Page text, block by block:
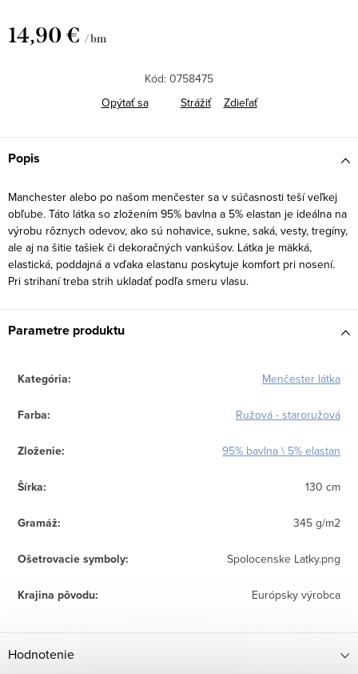
14,90 € / bm
Kód: 0758475
Opýtať sa
Strážiť Zdieľať
Popis
Manchester alebo po našom menčester sa v súčasnosti teší veľkej
obľube. Táto látka so zložením 95% bavlna a 5% elastan je ideálna na
výrobu rôznych odevov, ako sú nohavice, sukne, saká, vesty, tregíny,
ale aj na šitie tašiek či dekoračných vankúšov. Látka je mäkká,
elastická, poddajná a vďaka elastanu poskytuje komfort pri nosení.
Pri strihaní treba strih ukladať podľa smeru vlasu.
Parametre produktu
Kategória: Menčester látka
Farba: Ružová - staroružová
Zloženie: 95% bavlna \ 5% elastan
Šírka: 130 cm
Gramáž: 345 g/m2
Ošetrovacie symboly: Spolocenske Latky.png
Krajina pôvodu: Európsky výrobca
Hodnotenie